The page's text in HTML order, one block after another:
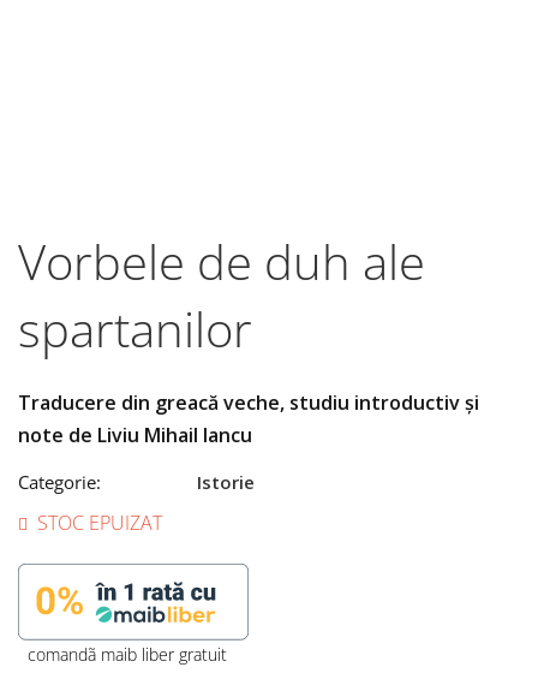
Vorbele de duh ale
spartanilor
Traducere din greacă veche, studiu introductiv și
note de Liviu Mihail Iancu
Categorie: Istorie
STOC EPUIZAT
comandã maib liber gratuit